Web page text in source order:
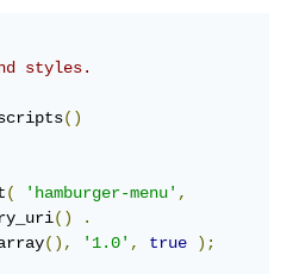
()
( 'hamburger-menu' ,
()
.
(), '1.0' , true );